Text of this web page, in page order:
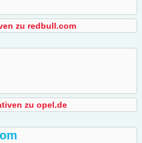
zu redbull.com
zu opel.de